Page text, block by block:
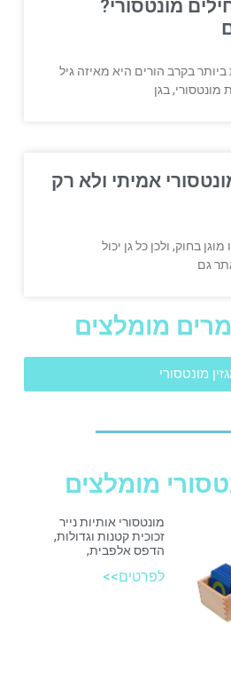
מונטסורי?
בקרב הורים היא מאיזה גיל
בגן
אמיתי ולא רק
בחוק, ולכן כל גן יכול
גם
מומלצים
מונטסורי
מומלצים
מונטסורי אותיות נייר
זכוכית קטנות וגדולות,
הדפס אלפבית,
לפרטים>>